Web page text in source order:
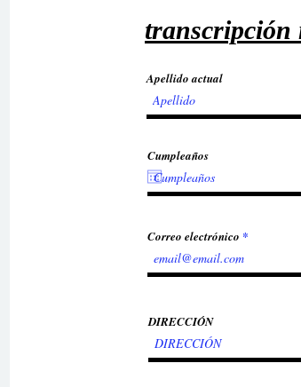
transcripción
Apellido actual
Cumpleaños
Correo electrónico
DIRECCIÓN